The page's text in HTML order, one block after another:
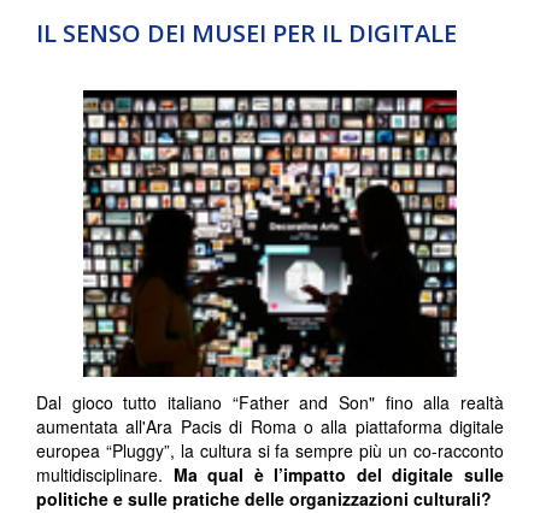
IL SENSO DEI MUSEI PER IL DIGITALE
Dal gioco tutto italiano “Father and Son" fino alla realtà
aumentata all'Ara Pacis di Roma o alla piattaforma digitale
europea “Pluggy”, la cultura si fa sempre più un co-racconto
multidisciplinare. Ma qual è l’impatto del digitale sulle
politiche e sulle pratiche delle organizzazioni culturali?